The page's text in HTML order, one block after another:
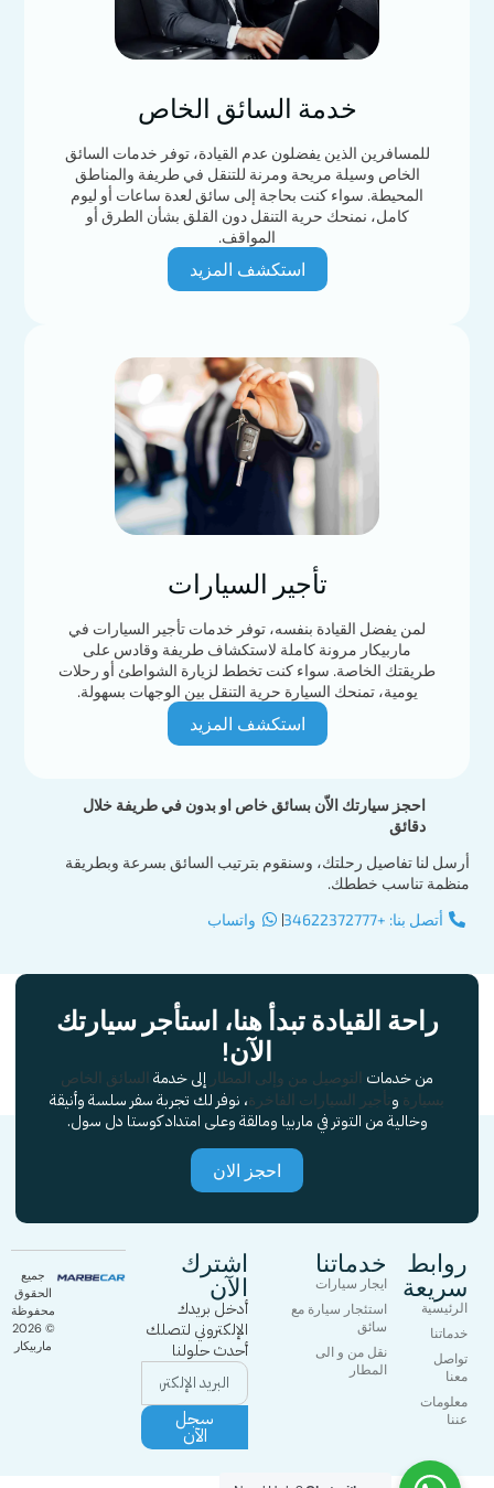
خدمة السائق الخاص
للمسافرين الذين يفضلون عدم القيادة، توفر خدمات السائق
الخاص وسيلة مريحة ومرنة للتنقل في طريفة والمناطق
المحيطة. سواء كنت بحاجة إلى سائق لعدة ساعات أو ليوم
كامل، نمنحك حرية التنقل دون القلق بشأن الطرق أو
المواقف.
استكشف المزيد
تأجير السيارات
لمن يفضل القيادة بنفسه، توفر خدمات تأجير السيارات في
ماربيكار مرونة كاملة لاستكشاف طريفة وقادس على
طريقتك الخاصة. سواء كنت تخطط لزيارة الشواطئ أو رحلات
يومية، تمنحك السيارة حرية التنقل بين الوجهات بسهولة.
استكشف المزيد
احجز سيارتك الاّن بسائق خاص او بدون في طريفة خلال
دقائق
أرسل لنا تفاصيل رحلتك، وسنقوم بترتيب السائق بسرعة وبطريقة
منظمة تناسب خططك.
أتصل بنا: +34622372777
واتساب
راحة القيادة تبدأ هنا، استأجر سيارتك
الآن!
من خدمات التوصيل من وإلى المطار إلى خدمة السائق الخاص
بسيارة وتأجير السيارات الفاخرة، نوفر لك تجربة سفر سلسة وأنيقة
وخالية من التوتر في ماربيا ومالقة وعلى امتداد كوستا دل سول.
احجز الان
روابط
سريعة
الرئيسية
خدماتنا
تواصل
معنا
معلومات
عننا
خدماتنا
ايجار سيارات
استئجار سيارة مع
سائق
نقل من و الى
المطار
اشترك
الآن
أدخل بريدك
الإلكتروني لتصلك
أحدث حلولنا
سجل
الآن
جميع
الحقوق
محفوظة
© 2026
ماربيكار